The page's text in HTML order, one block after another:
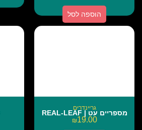
הוספה לסל
גריינדרים
מספריים עט | REAL-LEAF
₪19.00